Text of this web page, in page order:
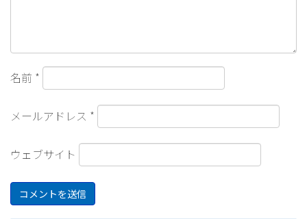
名前 *
メールアドレス *
ウェブサイト